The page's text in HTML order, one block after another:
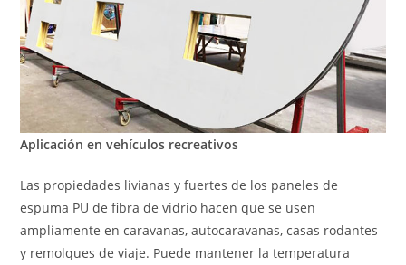
Aplicación en vehículos recreativos
Las propiedades livianas y fuertes de los paneles de
espuma PU de fibra de vidrio hacen que se usen
ampliamente en caravanas, autocaravanas, casas rodantes
y remolques de viaje. Puede mantener la temperatura